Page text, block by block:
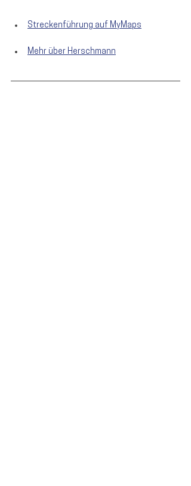
Streckenführung auf MyMaps
Mehr über Herschmann